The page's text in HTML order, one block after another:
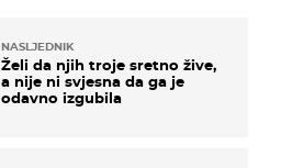
NASLJEDNIK
Želi da njih troje sretno žive,
a nije ni svjesna da ga je
odavno izgubila